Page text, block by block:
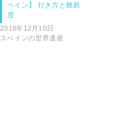
ペイン】 行き方と難易
度
2018年12月10日
スペインの世界遺産